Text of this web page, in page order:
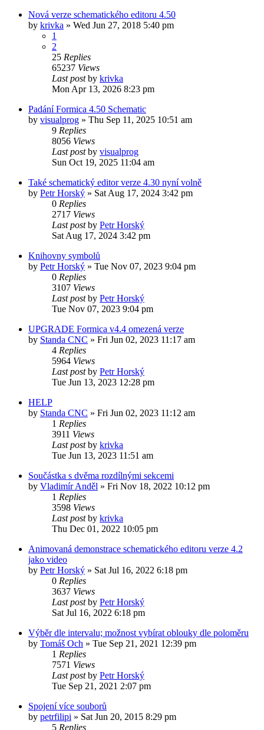
Nová verze schematického editoru 4.50
by krivka » Wed Jun 27, 2018 5:40 pm
1
2
25 Replies
65237 Views
Last postby krivka
Mon Apr 13, 2026 8:23 pm
Padání Formica 4.50 Schematic
by visualprog » Thu Sep 11, 2025 10:51 am
9 Replies
8056 Views
Last postby visualprog
Sun Oct 19, 2025 11:04 am
Také schematický editor verze 4.30 nyní volně
by Petr Horský » Sat Aug 17, 2024 3:42 pm
0 Replies
2717 Views
Last postby Petr Horský
Sat Aug 17, 2024 3:42 pm
Knihovny symbolů
by Petr Horský » Tue Nov 07, 2023 9:04 pm
0 Replies
3107 Views
Last postby Petr Horský
Tue Nov 07, 2023 9:04 pm
UPGRADE Formica v4.4 omezená verze
by Standa CNC » Fri Jun 02, 2023 11:17 am
4 Replies
5964 Views
Last postby Petr Horský
Tue Jun 13, 2023 12:28 pm
HELP
by Standa CNC » Fri Jun 02, 2023 11:12 am
1 Replies
3911 Views
Last postby krivka
Tue Jun 13, 2023 11:51 am
Součástka s dvěma rozdílnými sekcemi
by Vladimír Anděl » Fri Nov 18, 2022 10:12 pm
1 Replies
3598 Views
Last postby krivka
Thu Dec 01, 2022 10:05 pm
Animovaná demonstrace schematického editoru verze 4.2
jako video
by Petr Horský » Sat Jul 16, 2022 6:18 pm
0 Replies
3637 Views
Last postby Petr Horský
Sat Jul 16, 2022 6:18 pm
Výběr dle intervalu; možnost vybírat oblouky dle poloměru
by Tomáš Och » Tue Sep 21, 2021 12:39 pm
1 Replies
7571 Views
Last postby Petr Horský
Tue Sep 21, 2021 2:07 pm
Spojení více souborů
by petrfilipi » Sat Jun 20, 2015 8:29 pm
5 Replies